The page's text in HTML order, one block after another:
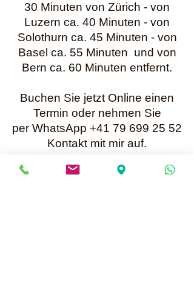
30 Minuten von Zürich - von
Luzern ca. 40 Minuten - von
Solothurn ca. 45 Minuten - von
Basel ca. 55 Minuten und von
Bern ca. 60 Minuten entfernt.
Buchen Sie jetzt Online einen
Termin oder nehmen Sie
per WhatsApp +41 79 699 25 52
Kontakt mit mir auf.
Bis bald Karin Müller